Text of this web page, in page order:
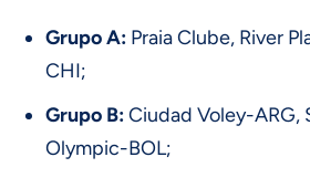
Grupo A: Praia Clube, River
CHI;
Grupo B:Ciudad Voley-ARG,
Olympic-BOL;